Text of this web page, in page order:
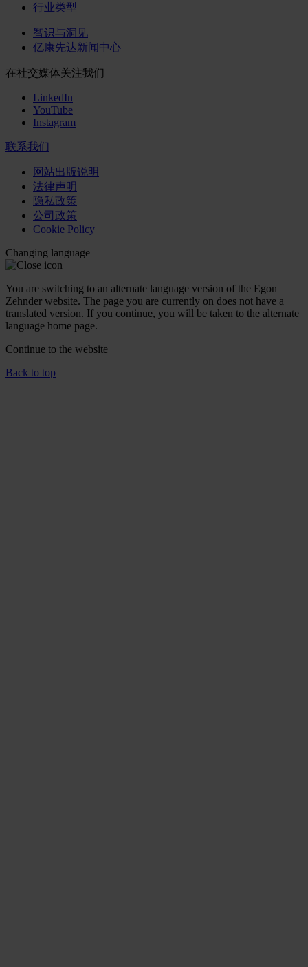
行业类型
智识与洞见
亿康先达新闻中心
在社交媒体关注我们
LinkedIn
YouTube
Instagram
联系我们
网站出版说明
法律声明
隐私政策
公司政策
Cookie Policy
Changing language
You are switching to an alternate language version of the Egon
Zehnder website. The page you are currently on does not have a
translated version. If you continue, you will be taken to the alternate
language home page.
Continue to the website
Back to top